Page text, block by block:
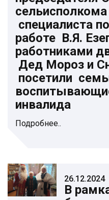
специалиста
работе В.Я.
работниками
Дед Мороз и
посетили
инвалида
Подробнее..
26.12.2024
В